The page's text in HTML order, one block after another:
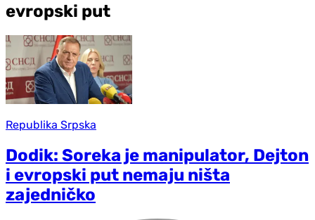
evropski put
Republika Srpska
Dodik: Soreka je manipulator, Dejton
i evropski put nemaju ništa
zajedničko